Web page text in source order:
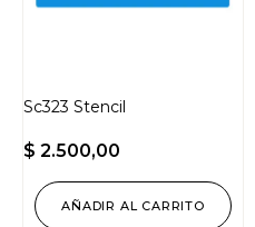
Sc323 Stencil
$ 2.500,00
AÑADIR AL CARRITO